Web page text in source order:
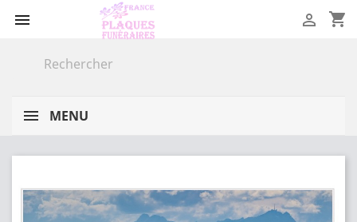
 shopping_cart

MENU